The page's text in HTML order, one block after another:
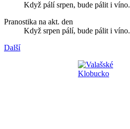
Když pálí srpen, bude pálit i víno.
Pranostika na akt. den
Když srpen pálí, bude pálit i víno.
Další